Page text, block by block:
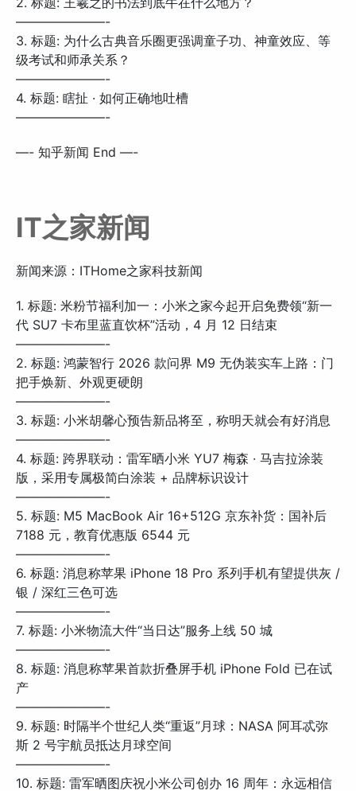
———————-
3. 标题: 为什么古典音乐圈更强调童子功、神童效应、等
级考试和师承关系？
———————-
4. 标题: 瞎扯 · 如何正确地吐槽
———————-
—- 知乎新闻 End —-
IT之家新闻
新闻来源：ITHome之家科技新闻
1. 标题: 米粉节福利加一：小米之家今起开启免费领“新一
代 SU7 卡布里蓝直饮杯”活动，4 月 12 日结束
———————-
2. 标题: 鸿蒙智行 2026 款问界 M9 无伪装实车上路：门
把手焕新、外观更硬朗
———————-
3. 标题: 小米胡馨心预告新品将至，称明天就会有好消息
———————-
4. 标题: 跨界联动：雷军晒小米 YU7 梅森 · 马吉拉涂装
版，采用专属极简白涂装 + 品牌标识设计
———————-
5. 标题: M5 MacBook Air 16+512G 京东补货：国补后
7188 元，教育优惠版 6544 元
———————-
6. 标题: 消息称苹果 iPhone 18 Pro 系列手机有望提供灰 /
银 / 深红三色可选
———————-
7. 标题: 小米物流大件“当日达”服务上线 50 城
———————-
8. 标题: 消息称苹果首款折叠屏手机 iPhone Fold 已在试
产
———————-
9. 标题: 时隔半个世纪人类“重返”月球：NASA 阿耳忒弥
斯 2 号宇航员抵达月球空间
———————-
10. 标题: 雷军晒图庆祝小米公司创办 16 周年：永远相信